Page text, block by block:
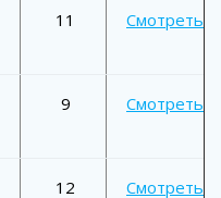
11 Смотреть
9 Смотреть
12 Смотреть